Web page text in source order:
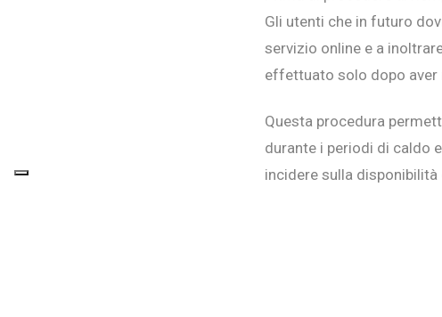
Gli utenti che in futuro
servizio online e a
effettuato solo dopo aver
Questa procedura
durante i periodi di caldo
incidere sulla disponibilità